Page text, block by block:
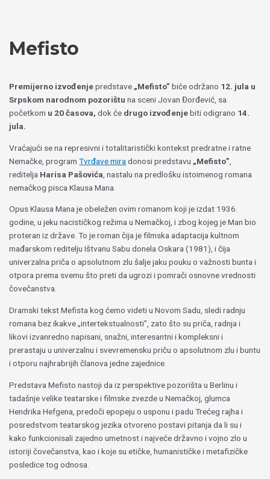
Mefisto
Premijerno izvođenjepredstave „Mefisto” biće održano 12. jula u
Srpskom narodnom pozorištuna sceni Jovan Đorđević, sa
početkom u 20 časova,dok će drugo izvođenjebiti odigrano 14.
jula.
Vraćajući se na represivni i totalitaristički kontekst predratne i ratne
Nemačke, programTvrđave mira donosi predstavu „Mefisto”
reditelja Harisa Pašovića , nastalu na predlošku istoimenog romana
nemačkog pisca Klausa Mana.
Opus Klausa Mana je obeležen ovim romanom koji je izdat 1936.
godine, u jeku nacističkog režima u Nemačkoj, i zbog kojeg je Man bio
proteran iz države. To je roman čija je filmska adaptacija kultnom
mađarskom reditelju Ištvanu Sabu donela Oskara (1981), i čija
univerzalna priča o apsolutnom zlu šalje jaku pouku o važnosti bunta i
otpora prema svemu što preti da ugrozi i pomrači osnovne vrednosti
čovečanstva.
Dramski tekst Mefista kog ćemo videti u Novom Sadu, sledi radnju
romana bez ikakve „intertekstualnosti”, zato što su priča, radnja i
likovi izvanredno napisani, snažni, interesantni i kompleksni i
prerastaju u univerzalnu i svevremensku priču o apsolutnom zlu i buntu
i otporu najhrabrijih članova jedne zajednice.
Predstava Mefisto nastoji da iz perspektive pozorišta u Berlinu i
tadašnje velike teatarske i filmske zvezde u Nemačkoj, glumca
Hendrika Hefgena, predoči epopeju o usponu i padu Trećeg rajha i
posredstvom teatarskog jezika otvoreno postavi pitanja da li su i
kako funkcionisali zajedno umetnost i najveće državno i vojno zlo u
istoriji čovečanstva, kao i koje su etičke, humanističke i metafizičke
posledice tog odnosa.